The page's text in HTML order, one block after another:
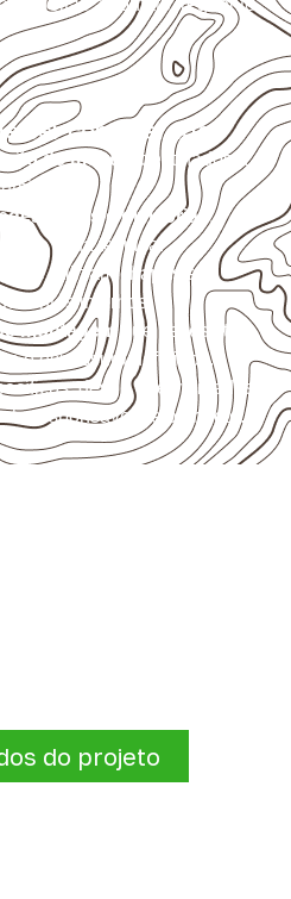
sujeitas a contato frequente
ser considerado
de móveis
destinados a
pisos e divisórias ,
a ficha técnica.
que utilizam chapas em
internos.
montagem que necessitam
e espessura definidos.
desde que validados
responsável pelo projeto.
do projeto